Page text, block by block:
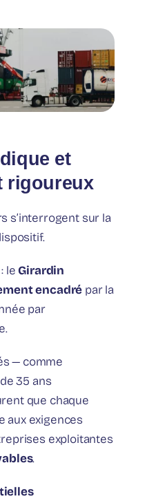
et
rigoureux
s’interrogent sur la
leGirardin
encadré par la
par
— comme
35 ans
que chaque
aux exigences
exploitantes
.